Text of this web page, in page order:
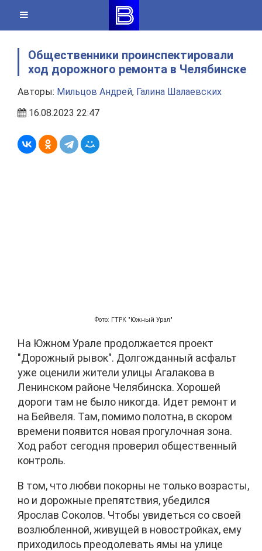
content
Общественники проинспектировали
ход дорожного ремонта в Челябинске
Авторы: Мильцов Андрей, Галина Шалаевских
16.08.2023 22:47
Фото: ГТРК "Южный Урал"
На Южном Урале продолжается проект
"Дорожный рывок". Долгожданный асфальт
уже оценили жители улицы Агалакова в
Ленинском районе Челябинска. Хорошей
дороги там не было никогда. Идет ремонт и
на Бейвеля. Там, помимо полотна, в скором
времени появится новая прогулочная зона.
Ход работ сегодня проверил общественный
контроль.
В том, что любви покорны не только возрасты,
но и дорожные препятствия, убедился
Ярослав Соколов. Чтобы увидеться со своей
возлюбленной, живущей в новостройках, ему
приходилось преодолевать ямы на улице